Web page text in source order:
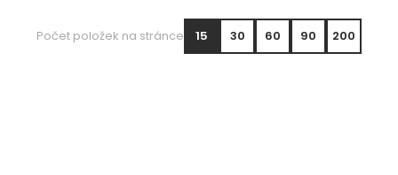
Počet položek na stránce 15 30 60 90 200